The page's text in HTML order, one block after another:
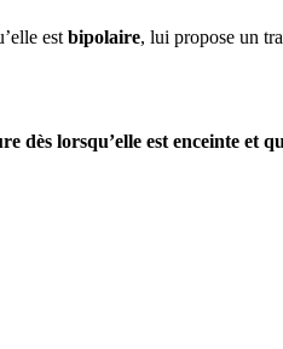
est bipolaire, lui propose un
dès lorsqu’elle est enceinte et